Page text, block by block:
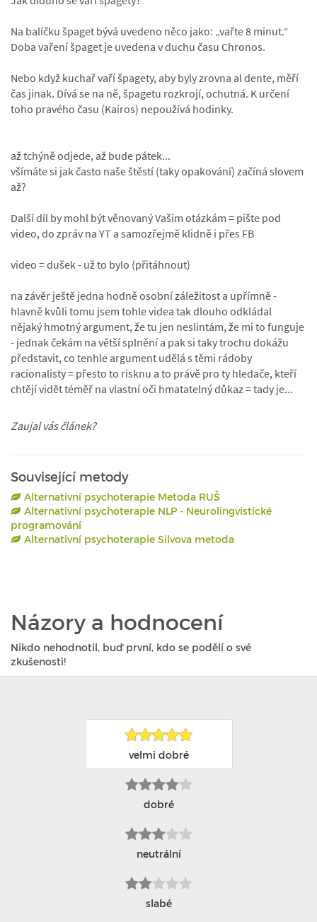
Na balíčku špaget bývá uvedeno něco jako: „vařte 8 minut.“
Doba vaření špaget je uvedena v duchu času Chronos.
Nebo když kuchař vaří špagety, aby byly zrovna al dente, měří
čas jinak. Dívá se na ně, špagetu rozkrojí, ochutná. K určení
toho pravého času (Kairos) nepoužívá hodinky.
až tchýně odjede, až bude pátek...
všímáte si jak často naše štěstí (taky opakování) začíná slovem
až?
Další díl by mohl být věnovaný Vašim otázkám = pište pod
video, do zpráv na YT a samozřejmě klidně i přes FB
video = dušek - už to bylo (přitáhnout)
na závěr ještě jedna hodně osobní záležitost a upřímně -
hlavně kvůli tomu jsem tohle videa tak dlouho odkládal
nějaký hmotný argument, že tu jen neslintám, že mi to funguje
- jednak čekám na větší splnění a pak si taky trochu dokážu
představit, co tenhle argument udělá s těmi rádoby
racionalisty = přesto to risknu a to právě pro ty hledače, kteří
chtějí vidět téměř na vlastní oči hmatatelný důkaz = tady je...
Zaujal vás článek?
Související metody
Alternativní psychoterapie Metoda RUŠ
Alternativní psychoterapie NLP - Neurolingvistické
programování
Alternativní psychoterapie Silvova metoda
Názory a hodnocení
Nikdo nehodnotil, buď první, kdo se podělí o své
zkušenosti!
velmi dobré
dobré
neutrální
slabé